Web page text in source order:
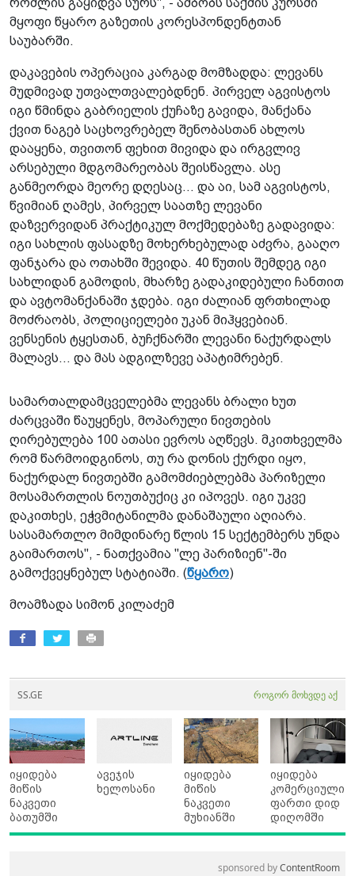
რომლის გაყიდვა სურს", - ამბობს საქმის კურსში
მყოფი წყარო გაზეთის კორესპონდენტთან
საუბარში.
დაკავების ოპერაცია კარგად მომზადდა: ლევანს
მუდმივად უთვალთვალებდნენ. პირველ აგვისტოს
იგი წმინდა გაბრიელის ქუჩაზე გავიდა, მანქანა
ქვით ნაგებ საცხოვრებელ შენობასთან ახლოს
დააყენა, თვითონ ფეხით მივიდა და ირგვლივ
არსებული მდგომარეობას შეისწავლა. ასე
განმეორდა მეორე დღესაც... და აი, სამ აგვისტოს,
წვიმიან ღამეს, პირველ საათზე ლევანი
დაზვერვიდან პრაქტიკულ მოქმედებაზე გადავიდა:
იგი სახლის ფასადზე მოხერხებულად აძვრა, გააღო
ფანჯარა და ოთახში შევიდა. 40 წუთის შემდეგ იგი
სახლიდან გამოდის, მხარზე გადაკიდებული ჩანთით
და ავტომანქანაში ჯდება. იგი ძალიან ფრთხილად
მოძრაობს, პოლიციელები უკან მიჰყვებიან.
ვენსენის ტყესთან, ბუჩქნარში ლევანი ნაქურდალს
მალავს... და მას ადგილზევე აპატიმრებენ.
სამართალდამცველებმა ლევანს ბრალი ხუთ
ძარცვაში წაუყენეს, მოპარული ნივთების
ღირებულება 100 ათასი ევროს აღწევს. მკითხველმა
რომ წარმოიდგინოს, თუ რა დონის ქურდი იყო,
ნაქურდალ ნივთებში გამომძიებლებმა პარიზელი
მოსამართლის ნოუთბუქიც კი იპოვეს. იგი უკვე
დაკითხეს, ეჭვმიტანილმა დანაშაული აღიარა.
სასამართლო მიმდინარე წლის 15 სექტემბერს უნდა
გაიმართოს", - ნათქვამია "ლე პარიზიენ"-ში
გამოქვეყნებულ სტატიაში. (წყარო)
მოამზადა სიმონ კილაძემ
SS.GE როგორ მოხვდე აქ
იყიდება
მიწის
ნაკვეთი
ბათუმში
ავეჯის
ხელოსანი
იყიდება
მიწის
ნაკვეთი
მუხიანში
იყიდება
კომერციული
ფართი დიდ
დიღომში
sponsored byContentRoom